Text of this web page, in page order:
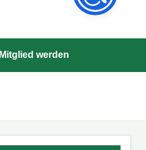
Mitglied werden